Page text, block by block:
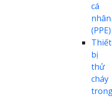
cá
nhân
(PPE)
Thiết
bị
thử
cháy